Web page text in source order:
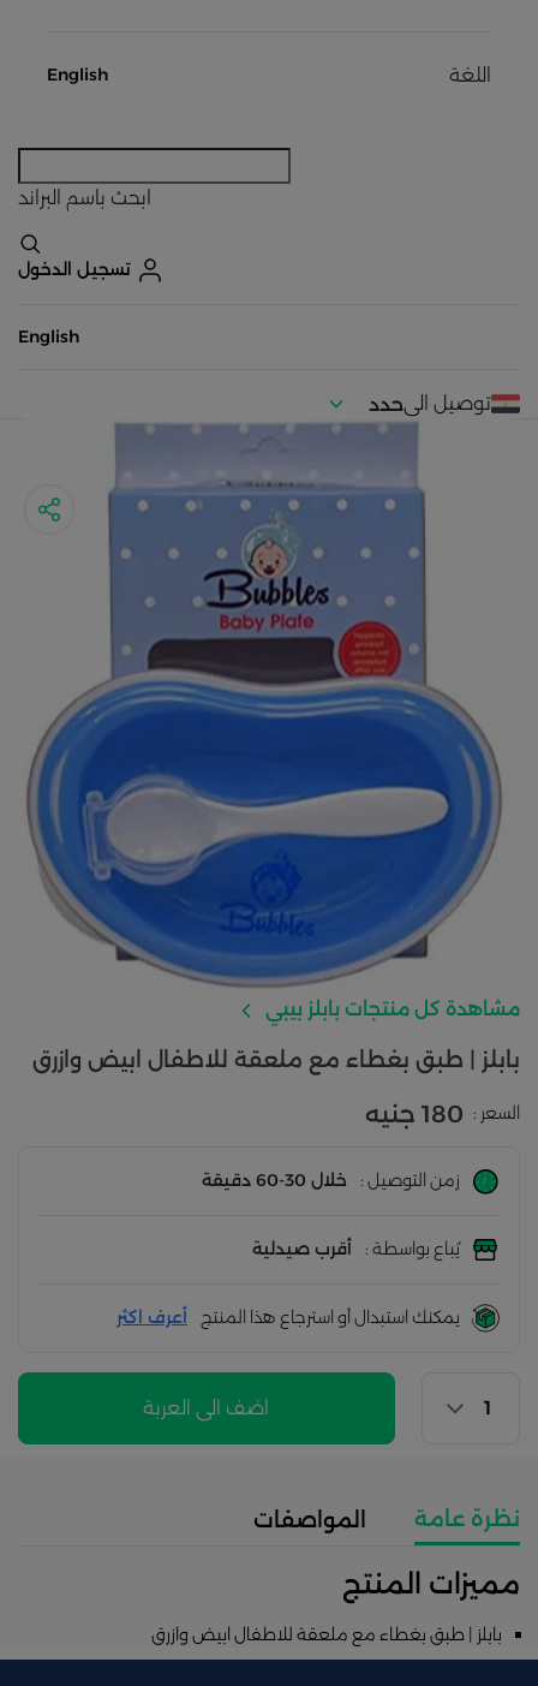
اللغة English
ابحث باسم البراند
تسجيل الدخول
English
توصيل الىحدد
موقعك
مشاهدة كل منتجات بابلز بيبي
بابلز | طبق بغطاء مع ملعقة للاطفال ابيض وازرق
السعر : 180 جنيه
زمن التوصيل : خلال 30-60 دقيقة
يُباع بواسطة : أقرب صيدلية
يمكنك استبدال أو استرجاع هذا المنتج أعرف اكثر
اضف الى العربة
نظرة عامة المواصفات
مميزات المنتج
بابلز | طبق بغطاء مع ملعقة للاطفال ابيض وازرق